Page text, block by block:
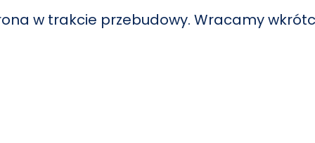
w trakcie przebudowy. Wracamy